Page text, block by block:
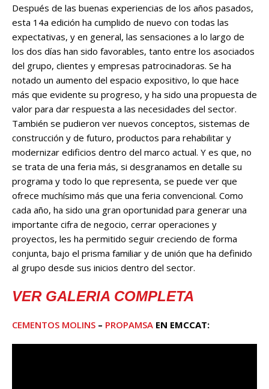
Después de las buenas experiencias de los años pasados,
esta 14a edición ha cumplido de nuevo con todas las
expectativas, y en general, las sensaciones a lo largo de
los dos días han sido favorables, tanto entre los asociados
del grupo, clientes y empresas patrocinadoras. Se ha
notado un aumento del espacio expositivo, lo que hace
más que evidente su progreso, y ha sido una propuesta de
valor para dar respuesta a las necesidades del sector.
También se pudieron ver nuevos conceptos, sistemas de
construcción y de futuro, productos para rehabilitar y
modernizar edificios dentro del marco actual. Y es que, no
se trata de una feria más, si desgranamos en detalle su
programa y todo lo que representa, se puede ver que
ofrece muchísimo más que una feria convencional. Como
cada año, ha sido una gran oportunidad para generar una
importante cifra de negocio, cerrar operaciones y
proyectos, les ha permitido seguir creciendo de forma
conjunta, bajo el prisma familiar y de unión que ha definido
al grupo desde sus inicios dentro del sector.
VER GALERIA COMPLETA
CEMENTOS MOLINS – PROPAMSA EN EMCCAT: